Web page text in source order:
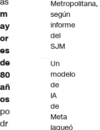
m
ay
or
es
de
80
añ
os
po
dr
Metropolitana,
según
informe
del
SJM
Un
modelo
de
IA
de
Meta
jaqueó